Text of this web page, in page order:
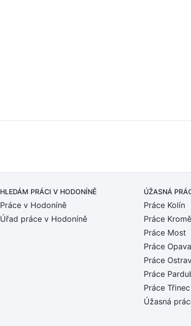
HLEDÁM PRÁCI V HODONÍNĚ
Práce v Hodoníně
Úřad práce v Hodoníně
ÚŽASNÁ
Práce Kolín
Práce
Práce Most
Práce Opava
Práce
Práce
Práce Třinec
Úžasná